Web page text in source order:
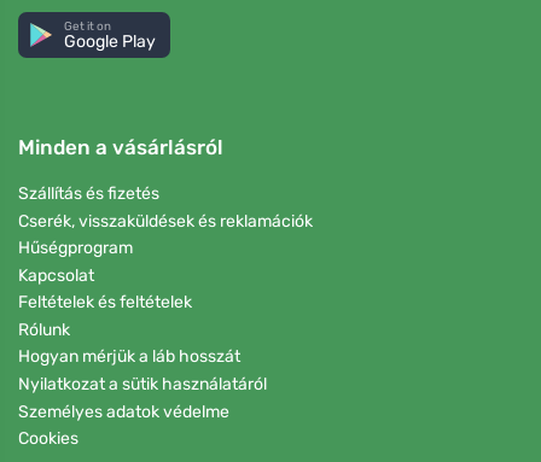
Get it on
Google Play
Minden a vásárlásról
Szállítás és fizetés
Cserék, visszaküldések és reklamációk
Hűségprogram
Kapcsolat
Feltételek és feltételek
Rólunk
Hogyan mérjük a láb hosszát
Nyilatkozat a sütik használatáról
Személyes adatok védelme
Cookies